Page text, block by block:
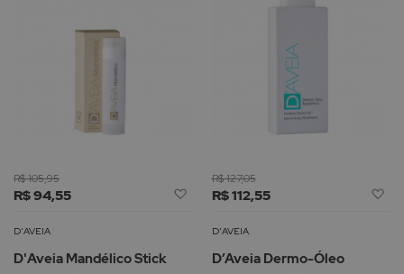
R$ 94,55
R$ 105,95
Adicionar
Lista
Desejos
D'AVEIA
D'Aveia Mandélico Stick
R$ 112,55
R$ 127,05
D'AVEIA
D’Aveia Dermo-Óleo